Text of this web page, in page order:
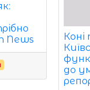
News
Коні
до